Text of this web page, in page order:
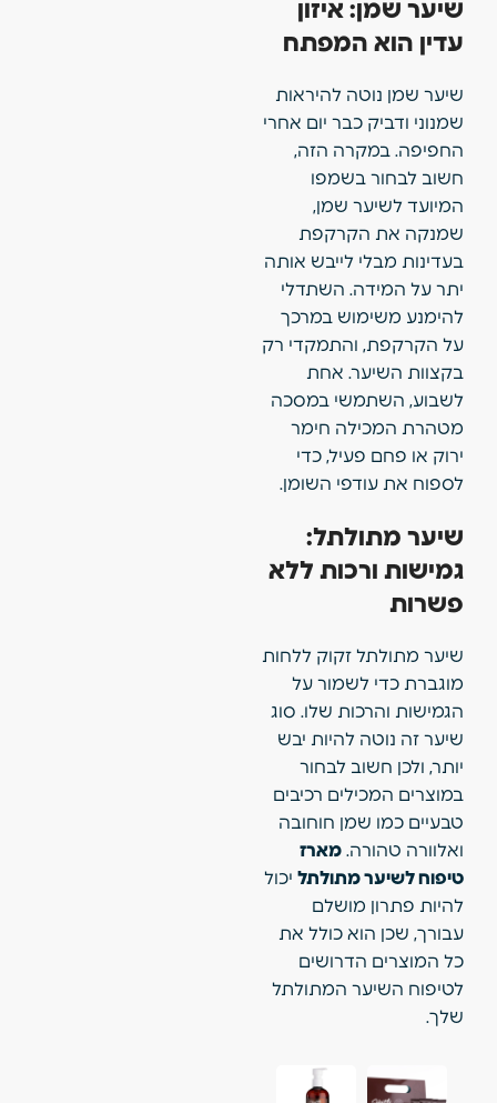
שיער שמן: איזון
עדין הוא המפתח
שיער שמן נוטה להיראות
שמנוני ודביק כבר יום אחרי
החפיפה. במקרה הזה,
חשוב לבחור בשמפו
המיועד לשיער שמן,
שמנקה את הקרקפת
בעדינות מבלי לייבש אותה
יתר על המידה. השתדלי
להימנע משימוש במרכך
על הקרקפת, והתמקדי רק
בקצוות השיער. אחת
לשבוע, השתמשי במסכה
מטהרת המכילה חימר
ירוק או פחם פעיל, כדי
לספוח את עודפי השומן.
שיער מתולתל:
גמישות ורכות ללא
פשרות
שיער מתולתל זקוק ללחות
מוגברת כדי לשמור על
הגמישות והרכות שלו. סוג
שיער זה נוטה להיות יבש
יותר, ולכן חשוב לבחור
במוצרים המכילים רכיבים
טבעיים כמו שמן חוחובה
ואלוורה טהורה. מארז
טיפוח לשיער מתולתל יכול
להיות פתרון מושלם
עבורך, שכן הוא כולל את
כל המוצרים הדרושים
לטיפוח השיער המתולתל
שלך.